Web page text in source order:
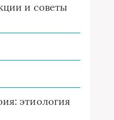
и советы
этиология